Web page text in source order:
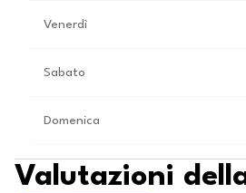
Venerdì
Sabato
Domenica
Valutazioni